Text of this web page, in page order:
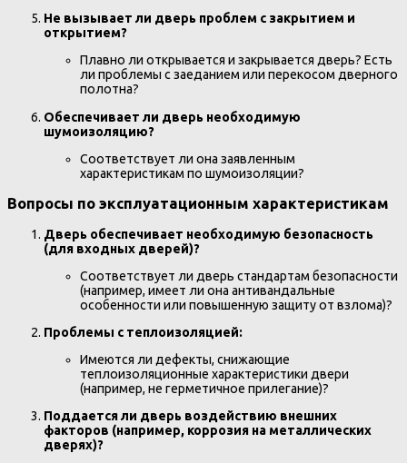
Не вызывает ли дверь проблем с закрытием и
открытием?
Плавно ли открывается и закрывается дверь? Есть
ли проблемы с заеданием или перекосом дверного
полотна?
Обеспечивает ли дверь необходимую
шумоизоляцию?
Соответствует ли она заявленным
характеристикам по шумоизоляции?
Вопросы по эксплуатационным характеристикам
Дверь обеспечивает необходимую безопасность
(для входных дверей)?
Соответствует ли дверь стандартам безопасности
(например, имеет ли она антивандальные
особенности или повышенную защиту от взлома)?
Проблемы с теплоизоляцией:
Имеются ли дефекты, снижающие
теплоизоляционные характеристики двери
(например, не герметичное прилегание)?
Поддается ли дверь воздействию внешних
факторов (например, коррозия на металлических
дверях)?